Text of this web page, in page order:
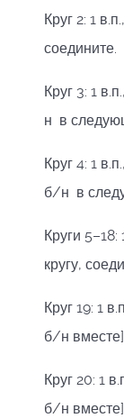
Круг 2: 1
соедините.
Круг 3: 1
н в
Круг 4: 1
б/н в
Круги
кругу,
Круг 19: 1
б/н вместе]
Круг 20: 1
б/н вместе]